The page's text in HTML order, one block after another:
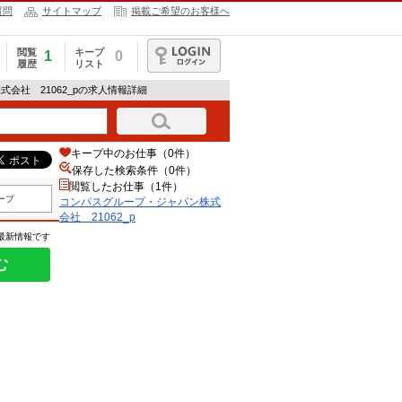
問 サイトマップ 掲載ご希望のお客様へ
閲覧
履歴
1
キープ
リスト
0
ログイン
会社 21062_pの求人情報詳細
プ
新情報です
キープ中のお仕事（0件）
保存した検索条件（0件）
閲覧したお仕事（1件）
コンパスグループ・ジャパン株式
会社 21062_p